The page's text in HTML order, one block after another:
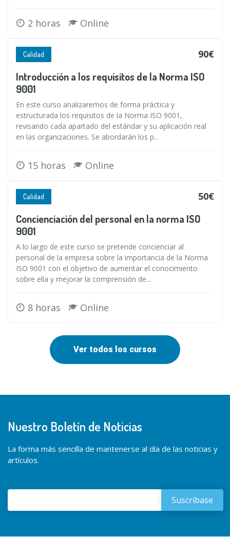
2 horas Online
Calidad 90€
Introducción a los requisitos de la Norma ISO
9001
En este curso analizaremos de forma práctica y
estructurada los requisitos de la Norma ISO 9001,
revisando cada apartado del estándar y su aplicación real
en las organizaciones. Se abordarán los p...
15 horas Online
Calidad 50€
Concienciación del personal en la norma ISO
9001
A lo largo de este curso se pretende concienciar al
personal de la empresa sobre la importancia de la Norma
ISO 9001 con el objetivo de aumentar el conocimiento
sobre ella y mejorar la comprensión de...
8 horas Online
Ver todos los cursos
Nuestro Boletín de Noticias
La forma más sencilla de mantenerse al día de las noticias y
artículos.